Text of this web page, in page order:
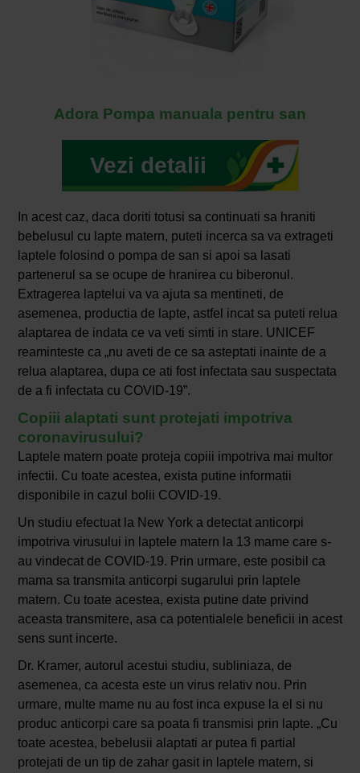
Adora Pompa manuala pentru san
Vezi detalii
In acest caz, daca doriti totusi sa continuati sa hraniti
bebelusul cu lapte matern, puteti incerca sa va extrageti
laptele folosind o pompa de san si apoi sa lasati
partenerul sa se ocupe de hranirea cu biberonul.
Extragerea laptelui va va ajuta sa mentineti, de
asemenea, productia de lapte, astfel incat sa puteti relua
alaptarea de indata ce va veti simti in stare. UNICEF
reaminteste ca „nu aveti de ce sa asteptati inainte de a
relua alaptarea, dupa ce ati fost infectata sau suspectata
de a fi infectata cu COVID-19”.
Copiii alaptati sunt protejati impotriva
coronavirusului?
Laptele matern poate proteja copiii impotriva mai multor
infectii. Cu toate acestea, exista putine informatii
disponibile in cazul bolii COVID-19.
Un studiu efectuat la New York a detectat anticorpi
impotriva virusului in laptele matern la 13 mame care s-
au vindecat de COVID-19. Prin urmare, este posibil ca
mama sa transmita anticorpi sugarului prin laptele
matern. Cu toate acestea, exista putine date privind
aceasta transmitere, asa ca potentialele beneficii in acest
sens sunt incerte.
Dr. Kramer, autorul acestui studiu, subliniaza, de
asemenea, ca acesta este un virus relativ nou. Prin
urmare, multe mame nu au fost inca expuse la el si nu
produc anticorpi care sa poata fi transmisi prin lapte. „Cu
toate acestea, bebelusii alaptati ar putea fi partial
protejati de un tip de zahar gasit in laptele matern, si